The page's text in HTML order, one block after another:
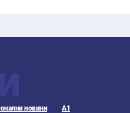
новини А1